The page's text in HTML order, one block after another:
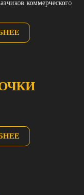
коммерческого